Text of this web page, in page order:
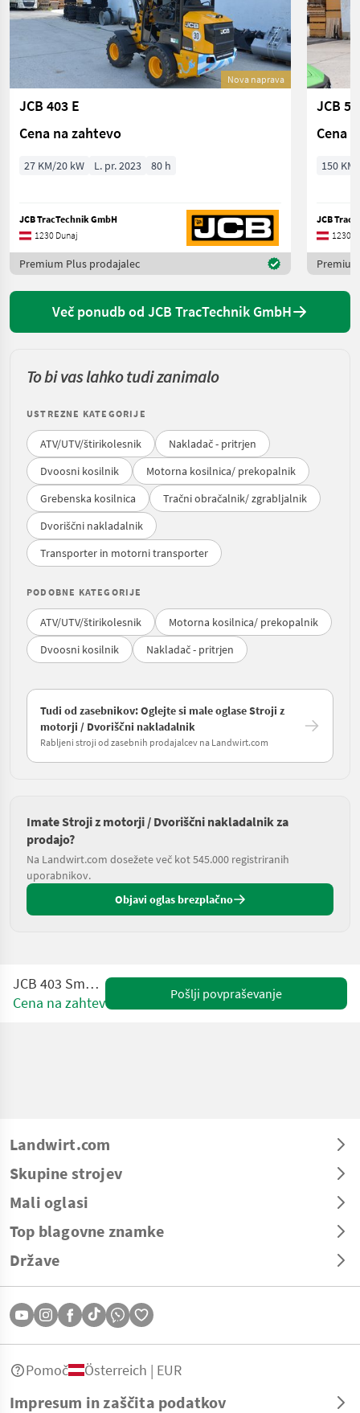
Nova naprava
JCB 403 E
Cena na zahtevo
27 KM/20 kW L. pr. 2023 80 h
JCB TracTechnik GmbH
1230 Dunaj
Premium Plus prodajalec
JCB
Cena
150
JCB
1230
Več ponudb od JCB TracTechnik GmbH
To bi vas lahko tudi zanimalo
USTREZNE KATEGORIJE
ATV/UTV/štirikolesnik
Nakladač - pritrjen
Dvoosni kosilnik
Motorna kosilnica/ prekopalnik
Grebenska kosilnica
Tračni obračalnik/ zgrabljalnik
Dvoriščni nakladalnik
Transporter in motorni transporter
PODOBNE KATEGORIJE
ATV/UTV/štirikolesnik
Motorna kosilnica/ prekopalnik
Dvoosni kosilnik
Nakladač - pritrjen
Tudi od zasebnikov: Oglejte si male oglase Stroji z
motorji / Dvoriščni nakladalnik
Rabljeni stroji od zasebnih prodajalcev na Landwirt.com
Imate Stroji z motorji / Dvoriščni nakladalnik za
prodajo?
Na Landwirt.com dosežete več kot 545.000 registriranih
uporabnikov.
Objavi oglas brezplačno
JCB 403 Smart Power
Cena na zahtevo
Pošlji povpraševanje
Landwirt.com
Skupine strojev
Mali oglasi
Top blagovne znamke
Države
Impresum in zaščita podatkov
Pomoč Österreich | EUR